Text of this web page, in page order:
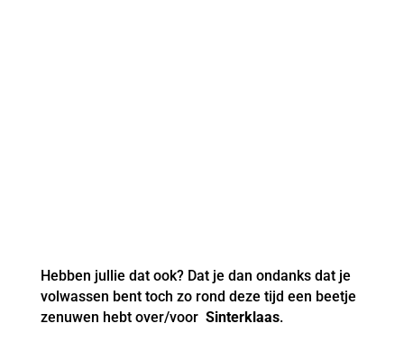
Hebben jullie dat ook? Dat je dan ondanks dat je
volwassen bent toch zo rond deze tijd een beetje
zenuwen hebt over/voor Sinterklaas.